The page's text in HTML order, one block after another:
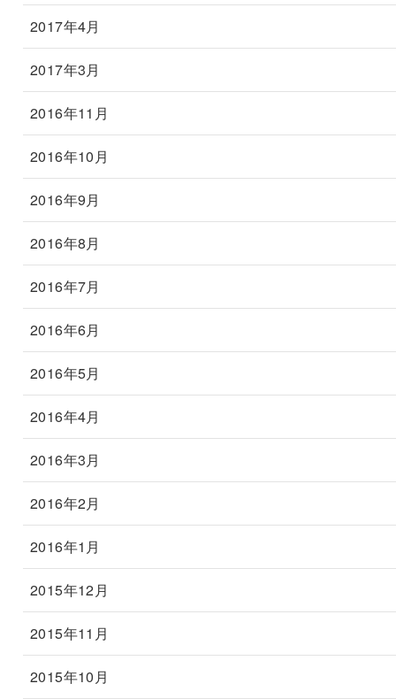
2017年4月
2017年3月
2016年11月
2016年10月
2016年9月
2016年8月
2016年7月
2016年6月
2016年5月
2016年4月
2016年3月
2016年2月
2016年1月
2015年12月
2015年11月
2015年10月